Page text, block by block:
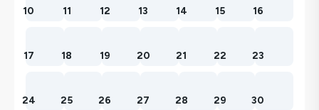
10 11 12 13 14 15 16
17 18 19 20 21 22 23
24 25 26 27 28 29 30